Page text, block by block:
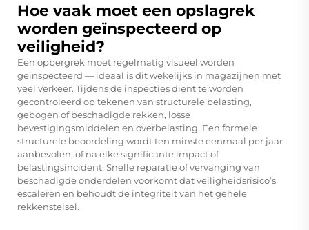
Hoe vaak moet een opslagrek
worden geïnspecteerd op
veiligheid?
Een opbergrek moet regelmatig visueel worden
geïnspecteerd — ideaal is dit wekelijks in magazijnen met
veel verkeer. Tijdens de inspecties dient te worden
gecontroleerd op tekenen van structurele belasting,
gebogen of beschadigde rekken, losse
bevestigingsmiddelen en overbelasting. Een formele
structurele beoordeling wordt ten minste eenmaal per jaar
aanbevolen, of na elke significante impact of
belastingsincident. Snelle reparatie of vervanging van
beschadigde onderdelen voorkomt dat veiligheidsrisico’s
escaleren en behoudt de integriteit van het gehele
rekkenstelsel.